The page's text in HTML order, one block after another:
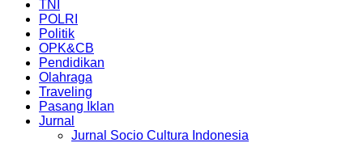
TNI
POLRI
Politik
OPK&CB
Pendidikan
Olahraga
Traveling
Pasang Iklan
Jurnal
Jurnal Socio Cultura Indonesia